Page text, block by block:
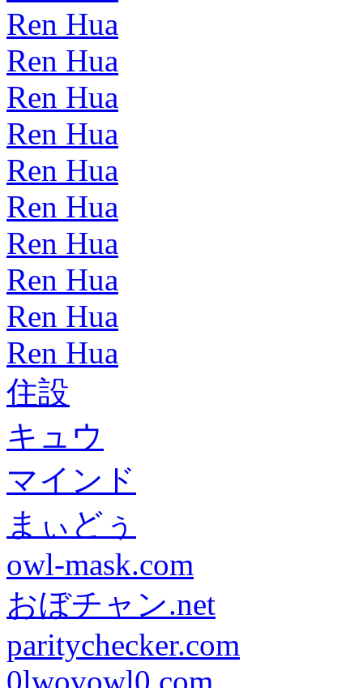
Ren Hua
Ren Hua
Ren Hua
Ren Hua
Ren Hua
Ren Hua
Ren Hua
Ren Hua
Ren Hua
Ren Hua
住設
キュウ
マインド
まぃどぅ
owl-mask.com
おぼチャン.net
paritychecker.com